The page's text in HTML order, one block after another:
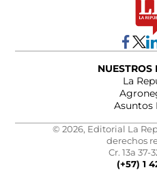
NUESTROS
La
Asuntos
© 2026, Editorial La
derechos
Cr. 13a 37-
(+57) 1